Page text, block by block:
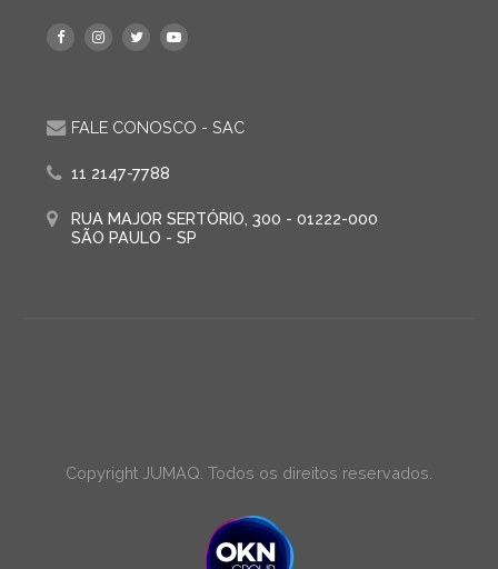
FALE CONOSCO - SAC
11 2147-7788
RUA MAJOR SERTÓRIO, 300 - 01222-000
SÃO PAULO - SP
Copyright JUMAQ. Todos os direitos reservados.